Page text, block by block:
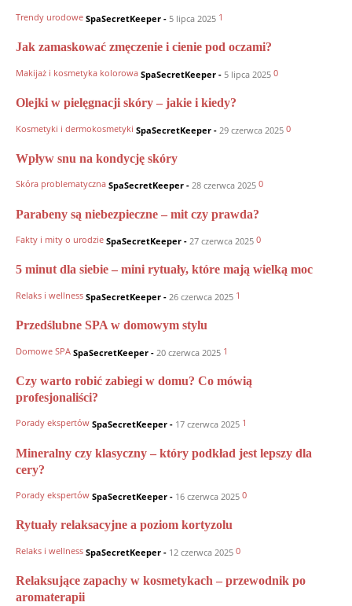
Trendy urodowe SpaSecretKeeper - 5 lipca 2025 1
Jak zamaskować zmęczenie i cienie pod oczami?
Makijaż i kosmetyka kolorowa SpaSecretKeeper - 5 lipca 2025 0
Olejki w pielęgnacji skóry – jakie i kiedy?
Kosmetyki i dermokosmetyki SpaSecretKeeper - 29 czerwca 2025 0
Wpływ snu na kondycję skóry
Skóra problematyczna SpaSecretKeeper - 28 czerwca 2025 0
Parabeny są niebezpieczne – mit czy prawda?
Fakty i mity o urodzie SpaSecretKeeper - 27 czerwca 2025 0
5 minut dla siebie – mini rytuały, które mają wielką moc
Relaks i wellness SpaSecretKeeper - 26 czerwca 2025 1
Przedślubne SPA w domowym stylu
Domowe SPA SpaSecretKeeper - 20 czerwca 2025 1
Czy warto robić zabiegi w domu? Co mówią
profesjonaliści?
Porady ekspertów SpaSecretKeeper - 17 czerwca 2025 1
Mineralny czy klasyczny – który podkład jest lepszy dla
cery?
Porady ekspertów SpaSecretKeeper - 16 czerwca 2025 0
Rytuały relaksacyjne a poziom kortyzolu
Relaks i wellness SpaSecretKeeper - 12 czerwca 2025 0
Relaksujące zapachy w kosmetykach – przewodnik po
aromaterapii